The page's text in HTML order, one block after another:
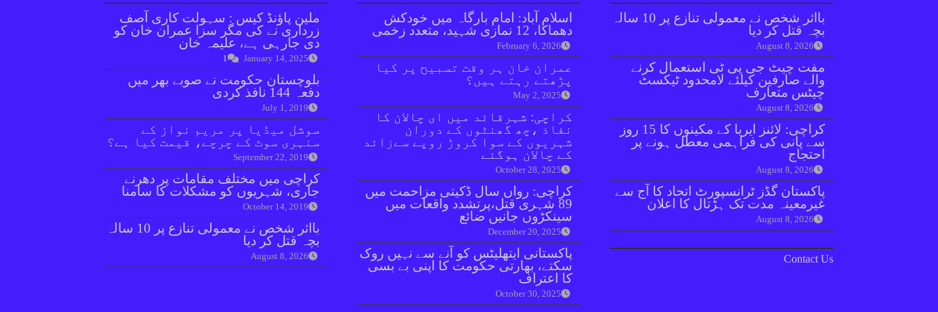
ملین پاؤنڈ کیس : سہولت کاری آصف
زرداری نے کی مگر سزا عمران خان کو
دی جارہی ہے، علیمہ خان
January 14, 2025
1
بلوچستان حکومت نے صوبے بھر میں
دفعہ 144 نافذ کردی
July 1, 2019
سوشل میڈیا پر مریم نواز کے
سنہری سوٹ کے چرچے، قیمت کیا ہے؟
September 22, 2019
کراچی میں مختلف مقامات پر دھرنے
جاری، شہریوں کو مشکلات کا سامنا
October 14, 2019
بااثر شخص نے معمولی تنازع پر 10 سالہ
بچہ قتل کر دیا
August 8, 2026
اسلام آباد: امام بارگاہ میں خودکش
دھماکا، 12 نمازی شہید، متعدد زخمی
February 6, 2026
عمران خان ہر وقت تسبیح پر کیا
پڑھتے رہتے ہیں؟
May 2, 2025
کراچی: شہرقائد میں ای چالان کا
نفاذ ،چھ گھنٹوں کے دوران
شہریوں کے سوا کروڑ روپے سےزائد
کے چالان ہوگئے
October 28, 2025
کراچی: رواں سال ڈکیتی مزاحمت میں
89 شہری قتل،پرتشدد واقعات میں
سینکڑوں جانیں ضائع
December 20, 2025
پاکستانی ایتھلیٹس کو آنے سے نہیں روک
سکتے، بھارتی حکومت کا اپنی بے بسی
کا اعتراف
October 30, 2025
بااثر شخص نے معمولی تنازع پر 10 سالہ
بچہ قتل کر دیا
August 8, 2026
مفت چیٹ جی پی ٹی استعمال کرنے
والے صارفین کیلئے لامحدود ٹیکسٹ
چیٹس متعارف
August 8, 2026
کراچی: لائنز ایریا کے مکینوں کا 15 روز
سے پانی کی فراہمی معطل ہونے پر
احتجاج
August 8, 2026
پاکستان گڈز ٹرانسپورٹ اتحاد کا آج سے
غیرمعینہ مدت تک ہڑتال کا اعلان
August 8, 2026
Contact Us